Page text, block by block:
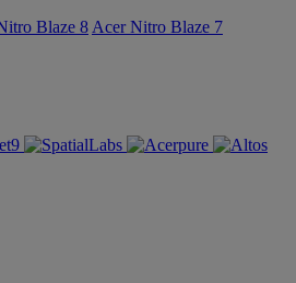
Blaze 8 Acer Nitro Blaze 7